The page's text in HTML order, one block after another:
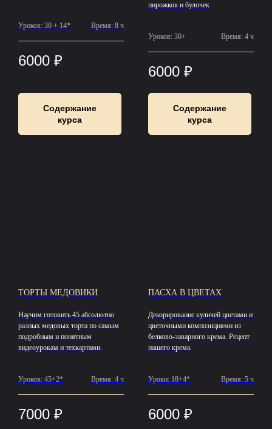
Уроков: 30 + 14* Время: 8 ч
6000 ₽
Содержание
курса
пирожков и булочек
Уроков: 30+ Время: 4 ч
6000 ₽
Содержание
курса
ТОРТЫ МЕДОВИКИ
Научим готовить 45 абсолютно
разных медовых торта по самым
подробным и понятным
видеоурокам и техкартами.
Уроков: 45+2* Время: 4 ч
7000 ₽
ПАСХА В ЦВЕТАХ
Декорирование куличей цветами и
цветочными композициями из
белково-заварного крема. Рецепт
нашего крема.
Уроки: 18+4* Время: 5 ч
6000 ₽